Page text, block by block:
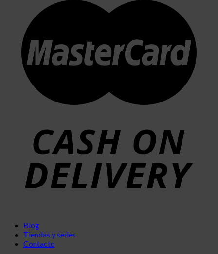
Blog
Tiendas y sedes
Contacto